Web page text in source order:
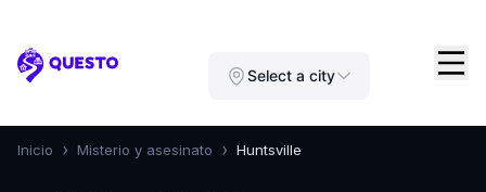
Questo Select a city
Inicio › Misterio y asesinato › Huntsville